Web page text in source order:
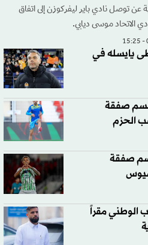
توصل نادي باير ليفركوزن إلى اتفاق
الاتحاد موسى ديابي.
يايسله في
صفقة
الحزم
صفقة
الوطني مقراً